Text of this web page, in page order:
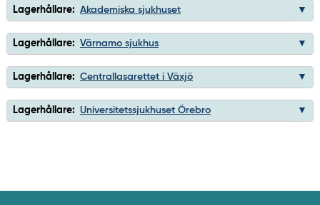
Lagerhållare: Akademiska sjukhuset
Lagerhållare: Värnamo sjukhus
Lagerhållare: Centrallasarettet i Växjö
Lagerhållare: Universitetssjukhuset Örebro